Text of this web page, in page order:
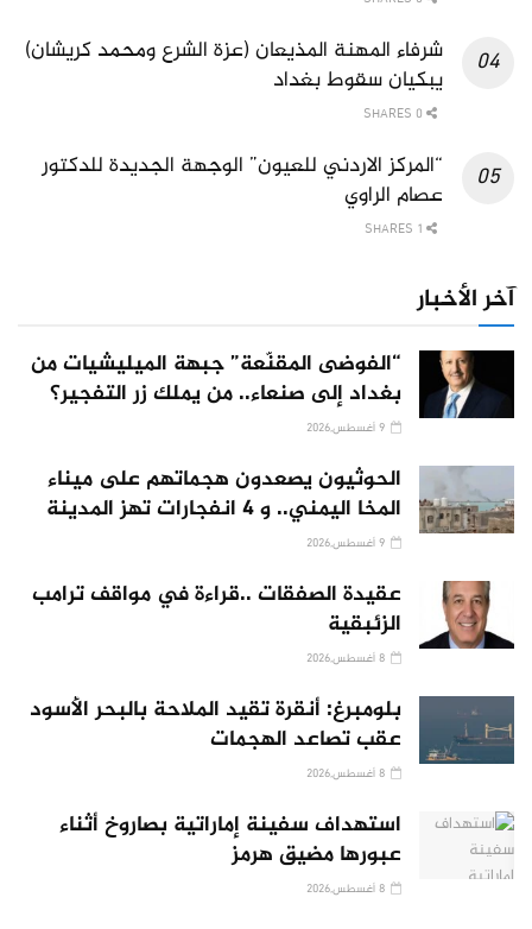
شرفاء المهنة المذيعان (عزة الشرع ومحمد كريشان)
يبكيان سقوط بغداد
“المركز الاردني للعيون” الوجهة الجديدة للدكتور
عصام الراوي
آخر الأخبار
“الفوضى المقنّعة” جبهة الميليشيات من
بغداد إلى صنعاء.. من يملك زر التفجير؟
الحوثيون يصعدون هجماتهم على ميناء
المخا اليمني.. و 4 انفجارات تهز المدينة
عقيدة الصفقات ..قراءة في مواقف ترامب
الزئبقية
بلومبرغ: أنقرة تقيد الملاحة بالبحر الأسود
عقب تصاعد الهجمات
استهداف سفينة إماراتية بصاروخ أثناء
عبورها مضيق هرمز